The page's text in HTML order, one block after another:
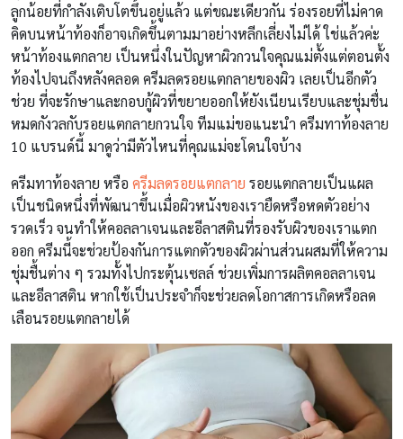
ลูกน้อยที่กำลังเติบโตขึ้นอยู่แล้ว แต่ขณะเดียวกัน ร่องรอยที่ไม่คาด
คิดบนหน้าท้องก็อาจเกิดขึ้นตามมาอย่างหลีกเลี่ยงไม่ได้ ใช่แล้วค่ะ
หน้าท้องแตกลาย เป็นหนึ่งในปัญหาผิวกวนใจคุณแม่ตั้งแต่ตอนตั้ง
ท้องไปจนถึงหลังคลอด ครีมลดรอยแตกลายของผิว เลยเป็นอีกตัว
ช่วย ที่จะรักษาและกอบกู้ผิวที่ขยายออกให้ยังเนียนเรียบและชุ่มชื่น
หมดกังวลกับรอยแตกลายกวนใจ ทีมแม่ขอแนะนำ ครีมทาท้องลาย
10 แบรนด์นี้ มาดูว่ามีตัวไหนที่คุณแม่จะโดนใจบ้าง
ครีมทาท้องลาย หรือ ครีมลดรอยแตกลาย รอยแตกลายเป็นแผล
เป็นชนิดหนึ่งที่พัฒนาขึ้นเมื่อผิวหนังของเรายืดหรือหดตัวอย่าง
รวดเร็ว จนทำให้คอลลาเจนและอีลาสตินที่รองรับผิวของเราแตก
ออก ครีมนี้จะช่วยป้องกันการแตกตัวของผิวผ่านส่วนผสมที่ให้ความ
ชุ่มชื้นต่าง ๆ รวมทั้งไปกระตุ้นเซลล์ ช่วยเพิ่มการผลิตคอลลาเจน
และอีลาสติน หากใช้เป็นประจำก็จะช่วยลดโอกาสการเกิดหรือลด
เลือนรอยแตกลายได้